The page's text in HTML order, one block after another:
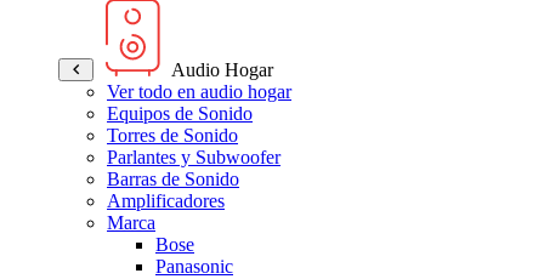
Audio Hogar
Ver todo en audio hogar
Equipos de Sonido
Torres de Sonido
Parlantes y Subwoofer
Barras de Sonido
Amplificadores
Marca
Bose
Panasonic